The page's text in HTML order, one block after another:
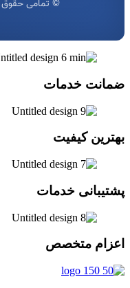
© تمامی حقوق
ضمانت خدمات
بهترین کیفیت
پشتیبانی خدمات
اعزام متخصص